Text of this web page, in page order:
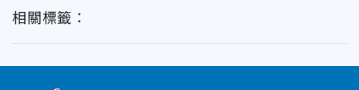
相關標籤：